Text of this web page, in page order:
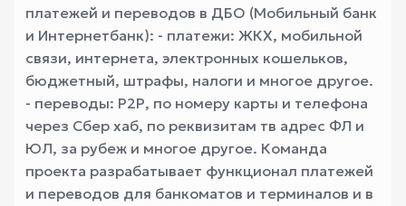
платежей и переводов в ДБО (Мобильный банк
и Интернетбанк): - платежи: ЖКХ, мобильной
связи, интернета, электронных кошельков,
бюджетный, штрафы, налоги и многое другое.
- переводы: Р2Р, по номеру карты и телефона
через Сбер хаб, по реквизитам тв адрес ФЛ и
ЮЛ, за рубеж и многое другое. Команда
проекта разрабатывает функционал платежей
и переводов для банкоматов и терминалов и в